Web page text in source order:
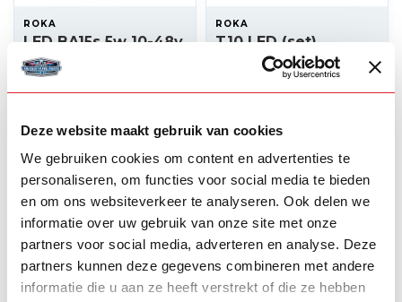
Deze website maakt gebruik van cookies
We gebruiken cookies om content en advertenties te
personaliseren, om functies voor social media te bieden
en om ons websiteverkeer te analyseren. Ook delen we
informatie over uw gebruik van onze site met onze
partners voor social media, adverteren en analyse. Deze
partners kunnen deze gegevens combineren met andere
informatie die u aan ze heeft verstrekt of die ze hebben
ROKA
LED BA15s 5w 10-48v
View product
ROKA
T10 LED (set)
View product